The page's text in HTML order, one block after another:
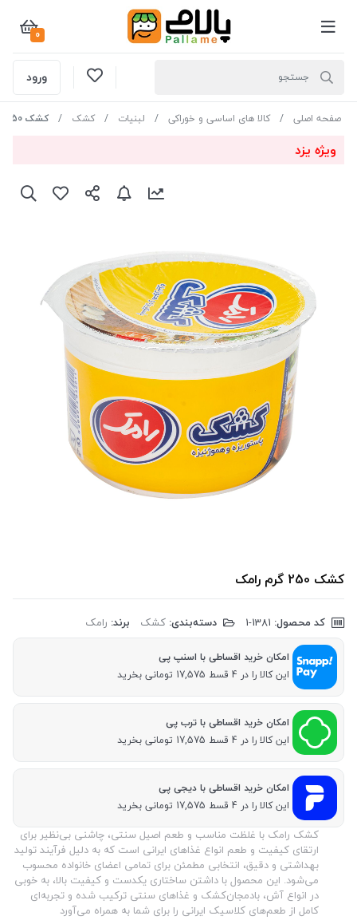
0
ورود
صفحه اصلی کالا های اساسی و خوراکی لبنیات کشک کشک 250 گرم رامک
ویژه یزد
کشک 250 گرم رامک
کد محصول: دسته‌بندی: کشک برند: رامک
امکان خرید اقساطی با اسنپ پی
این کالا را در 4 قسط 17,575 تومانی بخرید
امکان خرید اقساطی با ترب پی
این کالا را در 4 قسط 17,575 تومانی بخرید
امکان خرید اقساطی با دیجی پی
این کالا را در 4 قسط 17,575 تومانی بخرید
کشک رامک با غلظت مناسب و طعم اصیل سنتی، چاشنی بی‌نظیر برای
ارتقای کیفیت و طعم انواع غذاهای ایرانی است که به دلیل فرآیند تولید
بهداشتی و دقیق، انتخابی مطمئن برای تمامی اعضای خانواده محسوب
می‌شود. این محصول با داشتن ساختاری یکدست و کیفیت بالا، به خوبی
در انواع آش، بادمجان‌کشک و غذاهای سنتی ترکیب شده و تجربه‌ای
کامل از طعم‌های کلاسیک ایرانی را برای شما به همراه می‌آورد